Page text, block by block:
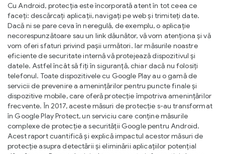
Cu Android, protecția este încorporată atent în tot ceea ce
faceți: descărcați aplicații, navigați pe web și trimiteți date.
Dacă ni se pare ceva în neregulă, de exemplu, o aplicație
necorespunzătoare sau un link dăunător, vă vom atenționa și vă
vom oferi sfaturi privind pașii următori. Iar măsurile noastre
eficiente de securitate internă vă protejează dispozitivul și
datele. Astfel încât să fiți în siguranță, chiar dacă nu folosiți
telefonul. Toate dispozitivele cu Google Play au o gamă de
servicii de prevenire a amenințărilor pentru puncte finale și
dispozitive mobile, care oferă protecție împotriva amenințărilor
frecvente. În 2017, aceste măsuri de protecție s-au transformat
în Google Play Protect, un serviciu care conține măsurile
complexe de protecție a securității Google pentru Android.
Acest raport cuantifică și explică impactul acestor măsuri de
protecție asupra detectării și eliminării aplicațiilor potențial